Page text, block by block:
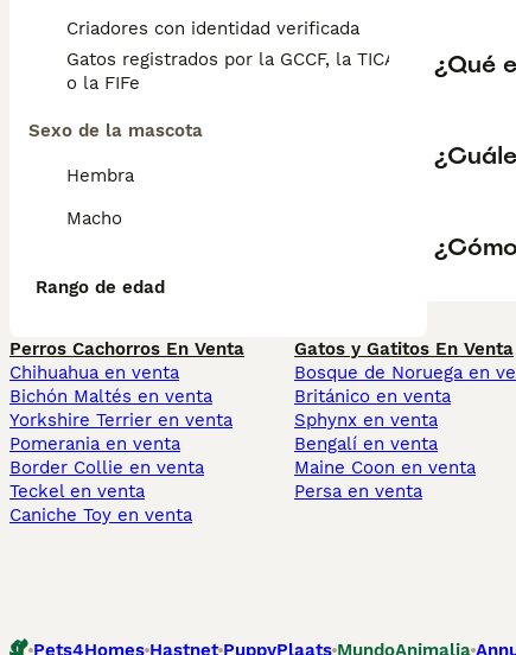
Criadores con identidad verificada
Gatos registrados por la GCCF, la TICA
o la FIFe
Sexo de la mascota
Hembra
Macho
Rango de edad
¿Qué
Perros Cachorros En Venta
Chihuahua en venta
Bichón Maltés en venta
Yorkshire Terrier en venta
Pomerania en venta
Border Collie en venta
Teckel en venta
Caniche Toy en venta
Gatos y Gatitos En Venta
Bosque de Noruega en
Británico en venta
Sphynx en venta
Bengalí en venta
Maine Coon en venta
Persa en venta
Pets4Homes Hastnet PuppyPlaats MundoAnimalia